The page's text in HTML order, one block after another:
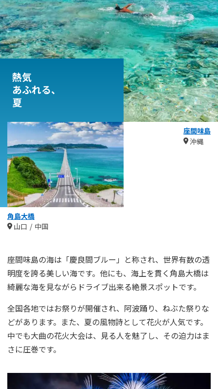
座間味島
沖縄
熱気
あふれる、
夏
角島大橋
山口
中国
座間味島の海は「慶良間ブルー」と称され、世界有数の透
明度を誇る美しい海です。他にも、海上を貫く角島大橋は
綺麗な海を見ながらドライブ出来る絶景スポットです。
全国各地ではお祭りが開催され、阿波踊り、ねぶた祭りな
どがあります。また、夏の風物詩として花火が人気です。
中でも大曲の花火大会は、見る人を魅了し、その迫力はま
さに圧巻です。